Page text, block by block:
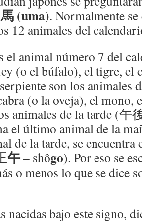
馬 (uma). Normalmente
12 animales del
el animal número 7 del
(o el búfalo), el tigre, el
son los animales
(o la oveja), el mono,
animales de la tarde (午
el último animal de la
de la tarde, se encuentra
午– shôgo). Por eso se
o menos lo que se dice
nacidas bajo este signo,